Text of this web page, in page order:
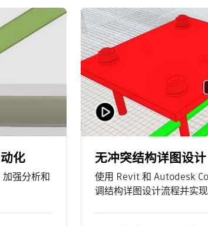
化
强分析和
无冲突结构详图设计
使用 Revit 和 Autodesk
调结构详图设计流程并实现